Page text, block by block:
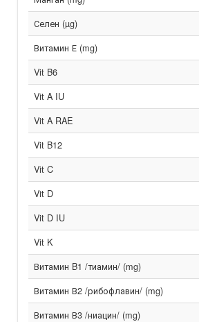
Селен (µg)
Витамин Е (mg)
Vit B6
Vit A IU
Vit A RAE
Vit B12
Vit C
Vit D
Vit D IU
Vit K
Витамин B1 /тиамин/ (mg)
Витамин В2 /рибофлавин/ (mg)
Витамин В3 /ниацин/ (mg)